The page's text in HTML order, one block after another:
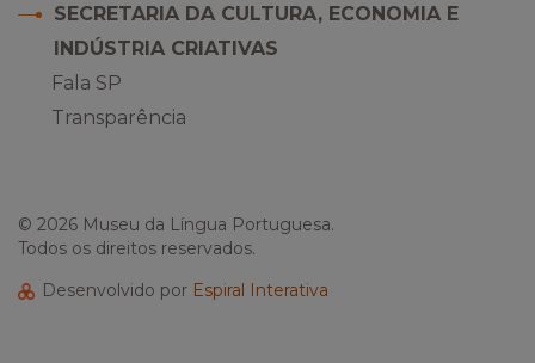
SECRETARIA DA CULTURA, ECONOMIA E
INDÚSTRIA CRIATIVAS
Fala SP
Transparência
© 2026 Museu da Língua Portuguesa.
Todos os direitos reservados.
Desenvolvido por Espiral Interativa